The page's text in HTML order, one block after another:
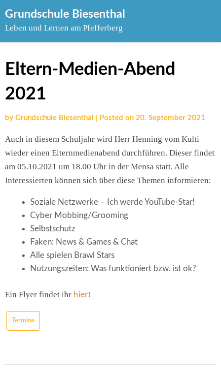
to
Grundschule Biesenthal
Leben und Lernen am Pfefferberg
Eltern-Medien-Abend
2021
by Grundschule Biesenthal Posted on 20. September 2021
Auch in diesem Schuljahr wird Herr Henning vom Kulti
wieder einen Elternmedienabend durchführen. Dieser findet
am 05.10.2021 um 18.00 Uhr in der Mensa statt. Alle
Interessierten können sich über diese Themen informieren:
Soziale Netzwerke – Ich werde YouTube-Star!
Cyber Mobbing/Grooming
Selbstschutz
Faken: News & Games & Chat
Alle spielen Brawl Stars
Nutzungszeiten: Was funktioniert bzw. ist ok?
Ein Flyer findet ihr hier!
Termine